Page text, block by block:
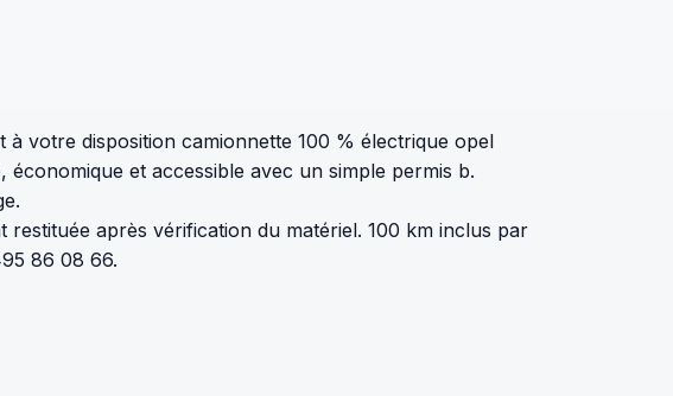
votre disposition camionnette 100 % électrique opel
et accessible avec un simple permis b.
après vérification du matériel. 100 km inclus par
86 08 66.